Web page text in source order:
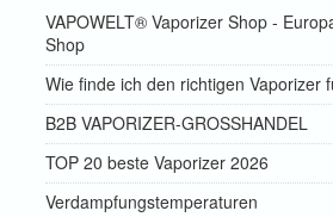
VAPOWELT® Vaporizer Shop -
Shop
Wie finde ich den richtigen Vaporizer
B2B VAPORIZER-GROSSHANDEL
TOP 20 beste Vaporizer 2026
Verdampfungstemperaturen